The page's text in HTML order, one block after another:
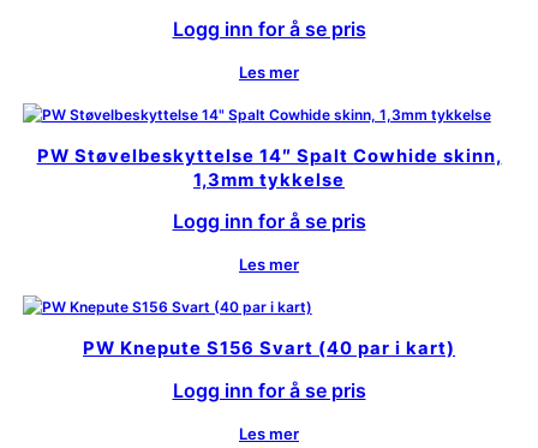
Logg inn for å se pris
Les mer
PW Støvelbeskyttelse 14″ Spalt Cowhide skinn,
1,3mm tykkelse
Logg inn for å se pris
Les mer
PW Knepute S156 Svart (40 par i kart)
Logg inn for å se pris
Les mer